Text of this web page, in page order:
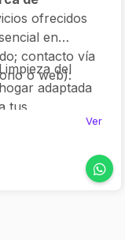
ofrecidos
en
contacto vía
o web):
del
hogar adaptada
tus
Ver